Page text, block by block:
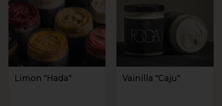
Limon "Hada" Vainilla "Caju"